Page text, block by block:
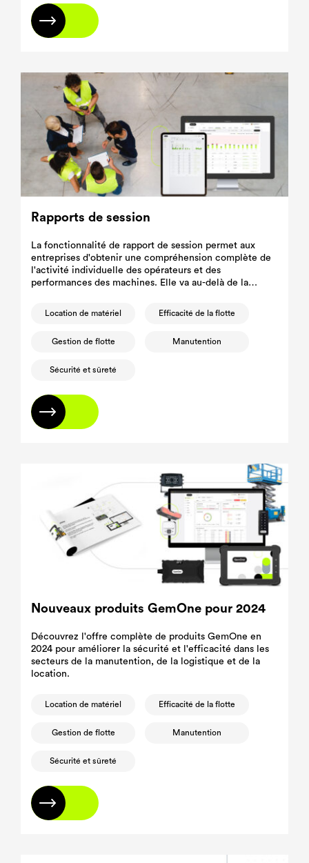
En savoir plus
Rapports de session
La fonctionnalité de rapport de session permet aux
entreprises d'obtenir une compréhension complète de
l'activité individuelle des opérateurs et des
performances des machines. Elle va au-delà de la
précieuses sur l'efficacité.
Location de matériel Efficacité de la flotte
Gestion de flotte Manutention
Sécurité et sûreté
En savoir plus
Nouveaux produits GemOne pour 2024
Découvrez l'offre complète de produits GemOne en
2024 pour améliorer la sécurité et l'efficacité dans les
secteurs de la manutention, de la logistique et de la
location.
Location de matériel Efficacité de la flotte
Gestion de flotte Manutention
Sécurité et sûreté
En savoir plus